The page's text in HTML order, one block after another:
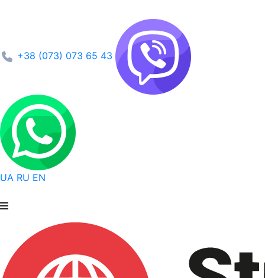
+38 (073) 073 65 43
UA RU EN